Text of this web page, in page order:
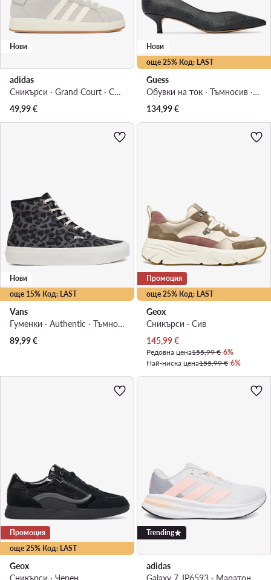
Нови
adidas
Сникърси · Grand Court · Светлосив
49,99€
още 25% Код: LAST
Нови
Guess
Обувки на ток · Тъмносив · 4.5 cm
134,99€
още 15% Код: LAST
Нови
Vans
Гуменки · Authentic · Тъмносив
89,99€
още 25% Код: LAST
Промоция
Geox
Сникърси · Сив
Актуална цена
145,99€
Редовна цена155,99 €-6%
Най-ниска цена155,99 €-6%
още 25% Код: LAST
Промоция
Geox
Сникърси · Черен
Trending
adidas
Galaxy 7 JP6593 · Маратонки за бягане